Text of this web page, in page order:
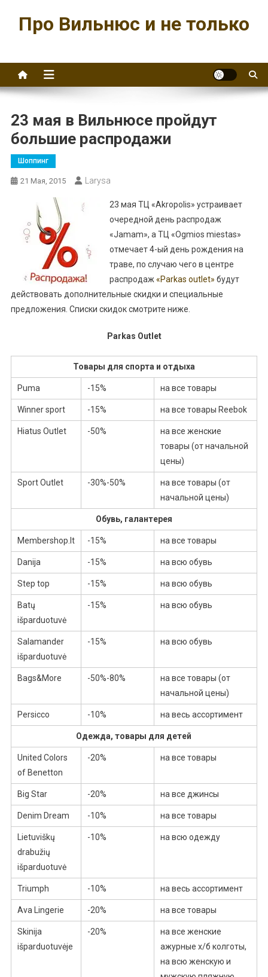
содержимому
Про Вильнюс и не только
23 мая в Вильнюсе пройдут
большие распродажи
Шоппинг
21 Мая, 2015 Larysa
23 мая ТЦ «Akropolis» устраивает
очередной день распродаж
«Jamam», а ТЦ «Ogmios miestas»
отмечает 4-ый день рождения на
траве, по случаю чего в центре
распродаж «Parkas outlet» будут
действовать дополнительные скидки и специальные
предложения. Списки скидок смотрите ниже.
Parkas Outlet
Товары для спорта и отдыха
Puma -15% на все товары
Winner sport -15% на все товары Reebok
Hiatus Outlet -50%
на все женские
товары (от начальной
цены)
Sport Outlet -30%-50%
на все товары (от
начальной цены)
Обувь, галантерея
Membershop.lt -15% на все товары
Danija -15% на всю обувь
Step top -15% на всю обувь
Batų
išparduotuvė
-15% на всю обувь
Salamander
išparduotuvė
-15% на всю обувь
Bags&More -50%-80%
на все товары (от
начальной цены)
Persicco -10% на весь ассортимент
Одежда, товары для детей
United Colors
of Benetton
-20% на все товары
Big Star -20% на все джинсы
Denim Dream -10% на все товары
Lietuviškų
drabužių
išparduotuvė
-10% на всю одежду
Triumph -10% на весь ассортимент
Ava Lingerie -20% на все товары
Skinija
išparduotuvėje
-20%
на все женские
ажурные х/б колготы,
на всю женскую и